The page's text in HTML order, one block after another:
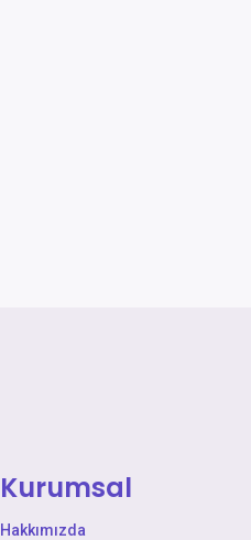
Kurumsal
Hakkımızda